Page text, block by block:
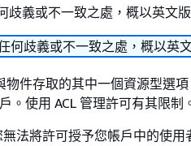
義或不一致之處，概以英文版
何歧義或不一致之處，概以英
件存取的其中一個資源型選
。使用 ACL 管理許可有其限制
法將許可授予您帳戶中的使用